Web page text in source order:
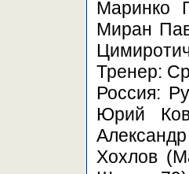
Маринко
Миран
Тренер:
Россия:
Юрий
Хохлов